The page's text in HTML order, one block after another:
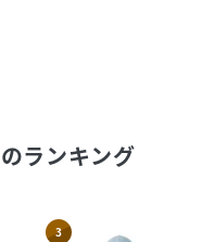
のランキング
3